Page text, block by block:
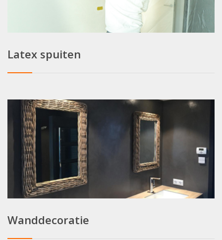
Latex spuiten
Wanddecoratie